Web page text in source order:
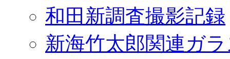
和田新調査撮影記録
新海竹太郎関連ガ